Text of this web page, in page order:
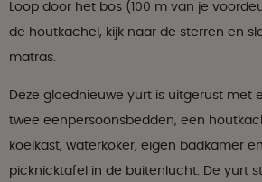
Loop door het bos (100 m van je
de houtkachel, kijk naar de sterren en
matras.
Deze gloednieuwe yurt is uitgerust met
twee eenpersoonsbedden, een
koelkast, waterkoker, eigen badkamer
picknicktafel in de buitenlucht. De yurt